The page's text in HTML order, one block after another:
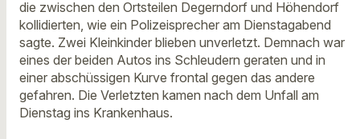
die zwischen den Ortsteilen Degerndorf und Höhendorf
kollidierten, wie ein Polizeisprecher am Dienstagabend
sagte. Zwei Kleinkinder blieben unverletzt. Demnach war
eines der beiden Autos ins Schleudern geraten und in
einer abschüssigen Kurve frontal gegen das andere
gefahren. Die Verletzten kamen nach dem Unfall am
Dienstag ins Krankenhaus.